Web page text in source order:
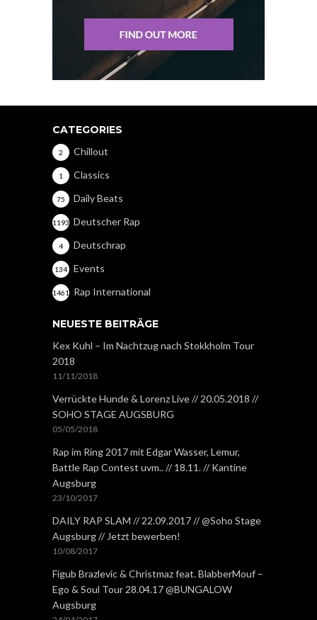
CATEGORIES
Chillout
2
Classics
1
Daily Beats
75
Deutscher Rap
1193
Deutschrap
4
Events
134
Rap International
1461
NEUESTE BEITRÄGE
Kex Kuhl – Im Nachtzug nach Stokkholm Tour
2018
11/11/2018
Verrückte Hunde & Lorenz Live // 20.05.2018 //
SOHO STAGE AUGSBURG
05/05/2018
Rap im Ring 2017 mit Edgar Wasser, Lemur,
Battle Rap Contest uvm.. // 18.11. // Kantine
Augsburg
23/10/2017
DAILY RAP SLAM // 22.09.2017 // @Soho Stage
Augsburg // Jetzt bewerben!
10/08/2017
Figub Brazlevic & Christmaz feat. BlabberMouf –
Ego & Soul Tour 28.04.17 @BUNGALOW
Augsburg